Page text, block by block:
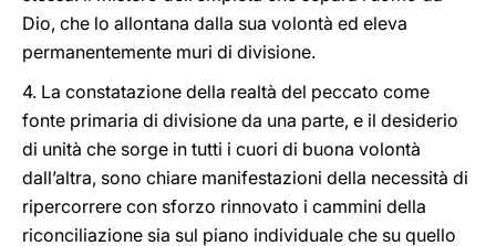
Dio, che lo allontana dalla sua volontà ed eleva
permanentemente muri di divisione.
4. La constatazione della realtà del peccato come
fonte primaria di divisione da una parte, e il desiderio
di unità che sorge in tutti i cuori di buona volontà
dall’altra, sono chiare manifestazioni della necessità di
ripercorrere con sforzo rinnovato i cammini della
riconciliazione sia sul piano individuale che su quello